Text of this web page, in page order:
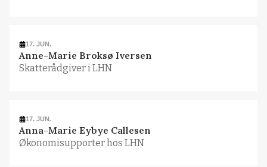
17. JUN.
Anne-Marie Broksø Iversen
Skatterådgiver i LHN
17. JUN.
Anna-Marie Eybye Callesen
Økonomisupporter hos LHN